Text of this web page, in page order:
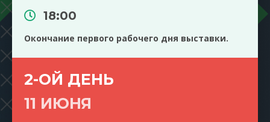
18:00
Окончание первого рабочего дня выставки.
2-ОЙ ДЕНЬ
11 ИЮНЯ